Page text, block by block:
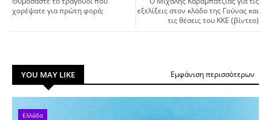
εξελίξεις στον κλάδο της Γούνας και
τις θέσεις του ΚΚΕ (βίντεο)
χορέψατε για πρώτη φορά;
YOU MAY LIKE Εμφάνιση περισσότερων
Ελλάδα